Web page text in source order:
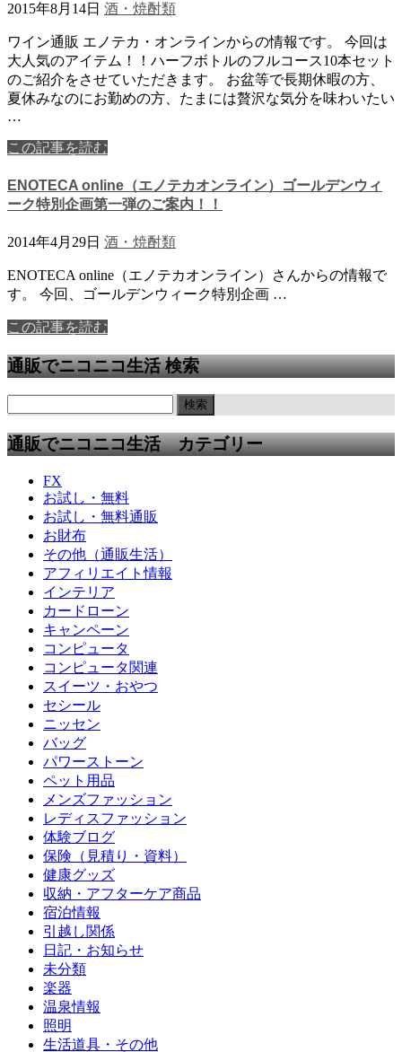
2015年8月14日 酒・焼酎類
ワイン通販 エノテカ・オンラインからの情報です。 今回は
大人気のアイテム！！ハーフボトルのフルコース10本セット
のご紹介をさせていただきます。 お盆等で長期休暇の方、
夏休みなのにお勤めの方、たまには贅沢な気分を味わいたい
…
この記事を読む
ENOTECA online（エノテカオンライン）ゴールデンウィ
ーク特別企画第一弾のご案内！！
2014年4月29日 酒・焼酎類
ENOTECA online（エノテカオンライン）さんからの情報で
す。 今回、ゴールデンウィーク特別企画 …
この記事を読む
通販でニコニコ生活 検索
通販でニコニコ生活 カテゴリー
FX
お試し・無料
お試し・無料通販
お財布
その他（通販生活）
アフィリエイト情報
インテリア
カードローン
キャンペーン
コンピュータ
コンピュータ関連
スイーツ・おやつ
セシール
ニッセン
バッグ
パワーストーン
ペット用品
メンズファッション
レディスファッション
体験ブログ
保険（見積り・資料）
健康グッズ
収納・アフターケア商品
宿泊情報
引越し関係
日記・お知らせ
未分類
楽器
温泉情報
照明
生活道具・その他